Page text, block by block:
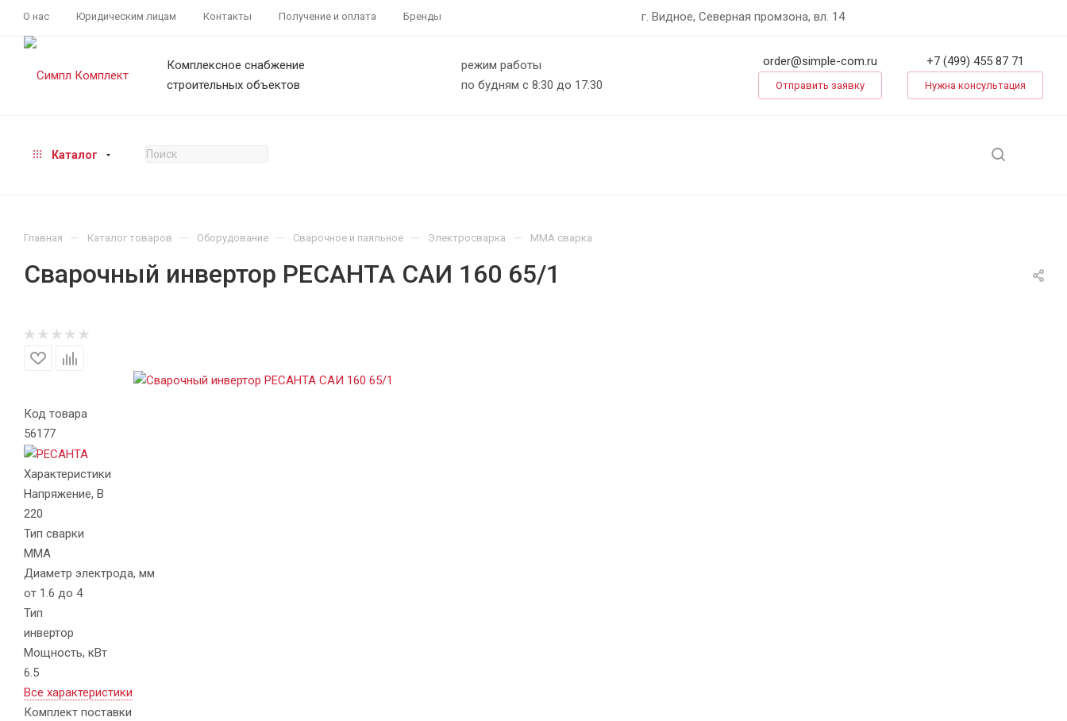
О нас Юридическим лицам Контакты Получение и оплата Бренды г. Видное, Северная промзона, вл. 14
Комплексное снабжение
строительных объектов
режим работы
по будням с 8:30 до 17:30
order@simple-com.ru
Отправить заявку
+7 (499) 455 87 71
Нужна консультация
Каталог
Главная — Каталог товаров — Оборудование — Сварочное и паяльное — Электросварка — MMA сварка
Сварочный инвертор РЕСАНТА САИ 160 65/1
Код товара
56177
Характеристики
Напряжение, В
220
Тип сварки
MMA
Диаметр электрода, мм
от 1.6 до 4
Тип
инвертор
Мощность, кВт
6.5
Все характеристики
Комплект поставки